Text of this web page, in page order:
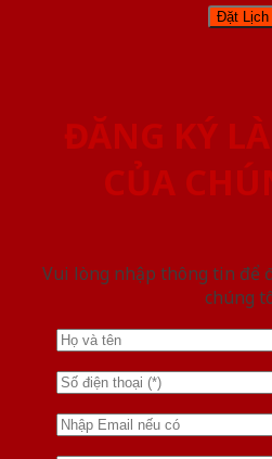
ĐĂNG KÝ
CỦA
Vui lòng nhập thông tin để
chúng